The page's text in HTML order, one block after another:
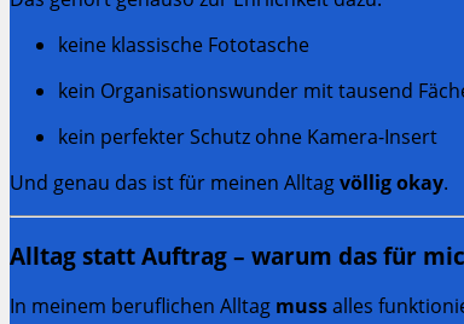
keine klassische Fototasche
kein Organisationswunder mit tausend
kein perfekter Schutz ohne Kamera-Insert
Und genau das ist für meinen Alltagvöllig okay.
Alltag statt Auftrag – warum das für
In meinem beruflichen Alltag mussalles